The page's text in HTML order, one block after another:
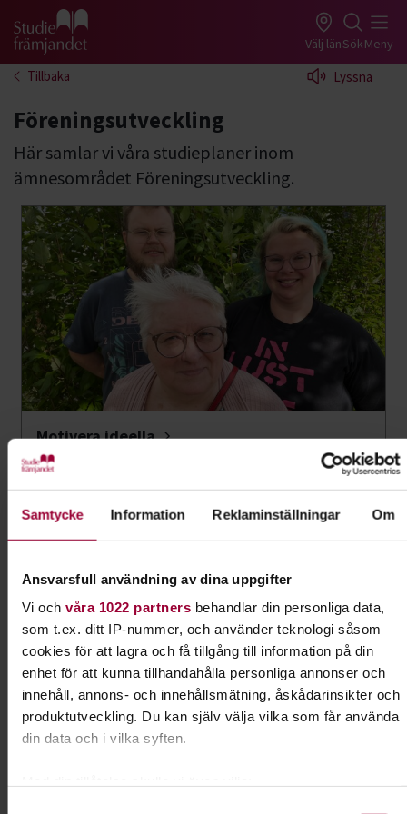
Samtycke Information Reklaminställningar Om
Ansvarsfull användning av dina uppgifter
Vi och våra 1022 partnersbehandlar din personliga data,
som t.ex. ditt IP-nummer, och använder teknologi såsom
cookies för att lagra och få tillgång till information på din
enhet för att kunna tillhandahålla personliga annonser och
innehåll, annons- och innehållsmätning, åskådarinsikter och
produktutveckling. Du kan själv välja vilka som får använda
din data och i vilka syften.
Gå till studiefrämjandets startsida Välj länSökMeny
Tillbaka Lyssna
Föreningsutveckling
Här samlar vi våra studieplaner inom
ämnesområdet Föreningsutveckling.
Motivera ideella
Starta förening